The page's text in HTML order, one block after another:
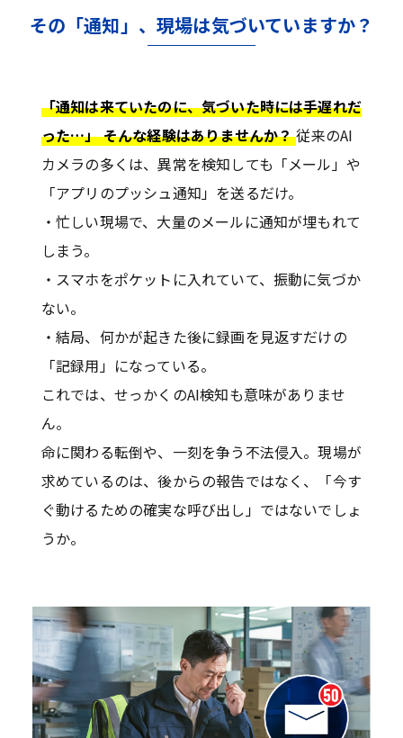
その「通知」、現場は気づいていますか？
「通知は来ていたのに、気づいた時には手遅れだ
った…」 そんな経験はありませんか？従来のAI
カメラの多くは、異常を検知しても「メール」や
「アプリのプッシュ通知」を送るだけ。
・忙しい現場で、大量のメールに通知が埋もれて
しまう。
・スマホをポケットに入れていて、振動に気づか
ない。
・結局、何かが起きた後に録画を見返すだけの
「記録用」になっている。
これでは、せっかくのAI検知も意味がありませ
ん。
命に関わる転倒や、一刻を争う不法侵入。現場が
求めているのは、後からの報告ではなく、「今す
ぐ動けるための確実な呼び出し」ではないでしょ
うか。